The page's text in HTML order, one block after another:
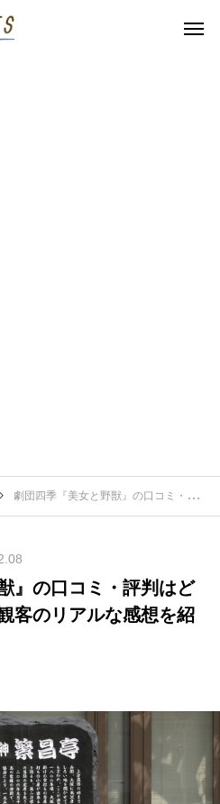
劇団四季『美女と野獣』の口コミ・評判はどう？感動ポイントや観客のリアルな感想を紹介
』の口コミ・評判はど
客のリアルな感想を紹